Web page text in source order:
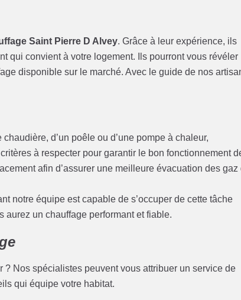
Saint Pierre D Alvey. Grâce à leur expérience, ils
qui convient à votre logement. Ils pourront vous révéler
disponible sur le marché. Avec le guide de nos
d’un poêle ou d’une pompe à chaleur,
à respecter pour garantir le bon fonctionnement
afin d’assurer une meilleure évacuation des gaz
notre équipe est capable de s’occuper de cette tâche
aurez un chauffage performant et fiable.
? Nos spécialistes peuvent vous attribuer un service de
qui équipe votre habitat.